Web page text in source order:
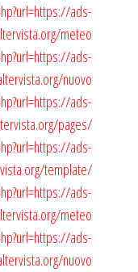
ads-
meteo
ads-
nuovo
ads-
pages/
ads-
template/
ads-
meteo
ads-
nuovo